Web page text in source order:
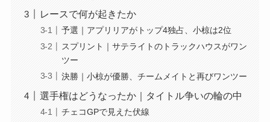
レースで何が起きたか
予選｜アプリリアがトップ4独占、小椋は2位
スプリント｜サテライトのトラックハウスがワン
ツー
決勝｜小椋が優勝、チームメイトと再びワンツー
選手権はどうなったか｜タイトル争いの輪の中
チェコGPで見えた伏線